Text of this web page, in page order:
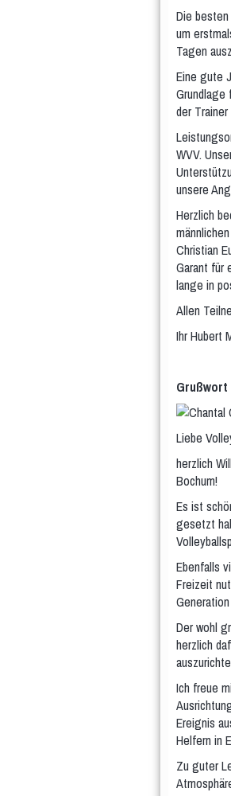
Die
um
Tagen
Eine gute
Grundlage
der
WVV.
unsere
Herzlich
Christian
Garant für
lange in
Allen
Ihr Hubert
Grußwort
Liebe
herzlich
Bochum!
Es ist
gesetzt
Ebenfalls
Freizeit
Der wohl
herzlich
Ich freue
Ereignis
Helfern in
Zu guter